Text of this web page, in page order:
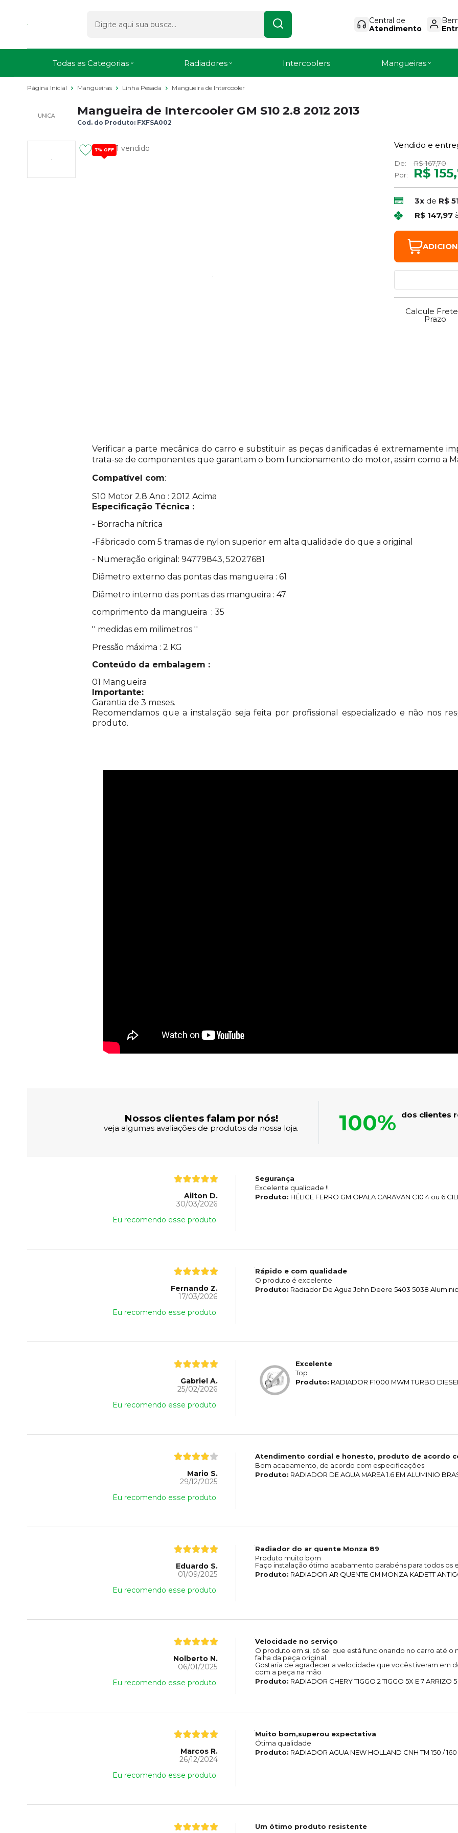
Central de
Atendimento
Todas as Categorias Radiadores Intercoolers Mangueiras
Página Inicial Mangueiras Linha Pesada Mangueira de Intercooler
UNICA Mangueira de Intercooler GM S10 2.8 2012 2013
Cod. do Produto: FXFSA002
7% OFF 1 vendido Vendido e
De:
R$ 167,70
Por:
R$
3x de R$
R$ 147,97
Calcule
Prazo
Verificar a parte mecânica do carro e substituir as peças danificadas é extremamente
trata-se de componentes que garantam o bom funcionamento do motor, assim como a
Compatível com:
S10 Motor 2.8 Ano : 2012 Acima
Especificação Técnica :
- Borracha nítrica
-Fábricado com 5 tramas de nylon superior em alta qualidade do que a original
- Numeração original: 94779843, 52027681
Diâmetro externo das pontas das mangueira : 61
Diâmetro interno das pontas das mangueira : 47
comprimento da mangueira : 35
'' medidas em milimetros ''
Pressão máxima : 2 KG
Conteúdo da embalagem :
01 Mangueira
Importante:
Garantia de 3 meses.
Recomendamos que a instalação seja feita por profissional especializado e não nos
produto.
Nossos clientes falam por nós!
veja algumas avaliações de produtos da nossa loja. 100% dos clientes
Ailton D.
30/03/2026
Eu recomendo esse produto.
Segurança
Excelente qualidade !!
Produto: HÉLICE FERRO GM OPALA CARAVAN C10 4 ou 6
Fernando Z.
17/03/2026
Eu recomendo esse produto.
Rápido e com qualidade
O produto é excelente
Produto: Radiador De Agua John Deere 5403 5038
Gabriel A.
25/02/2026
Eu recomendo esse produto.
Excelente
Top
Produto: RADIADOR F1000 MWM TURBO
Mario S.
29/12/2025
Eu recomendo esse produto.
Atendimento cordial e honesto, produto de acordo
Bom acabamento, de acordo com especificações
Produto: RADIADOR DE AGUA MAREA 1.6 EM ALUMINIO
Eduardo S.
01/09/2025
Eu recomendo esse produto.
Radiador do ar quente Monza 89
Produto muito bom
Faço instalação ótimo acabamento parabéns para todos os
Produto: RADIADOR AR QUENTE GM MONZA KADETT
Nolberto N.
06/01/2025
Eu recomendo esse produto.
Velocidade no serviço
O produto em si, só sei que está funcionando no carro até
falha da peça original.
Gostaria de agradecer a velocidade que vocês tiveram em
com a peça na mão
Produto: RADIADOR CHERY TIGGO 2 TIGGO 5X E 7 ARRIZO
Marcos R.
26/12/2024
Eu recomendo esse produto.
Muito bom,superou expectativa
Ótima qualidade
Produto: RADIADOR AGUA NEW HOLLAND CNH TM 150 / 160
Um ótimo produto resistente